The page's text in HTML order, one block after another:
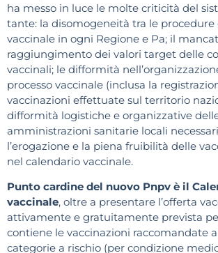
ha messo in luce le molte criticità del
tante: la disomogeneità tra le procedure
vaccinale in ogni Regione e Pa; il
raggiungimento dei valori target delle
vaccinali; le difformità
processo vaccinale (inclusa la
vaccinazioni effettuate sul territorio
difformità logistiche e organizzative
amministrazioni sanitarie locali
l’erogazione e la piena fruibilità delle
nel calendario vaccinale.
Punto cardine del nuovo Pnpv è il
vaccinale, oltre a presentare l’offerta
attivamente e gratuitamente prevista
contiene le vaccinazioni raccomandate
categorie a rischio (per condizione